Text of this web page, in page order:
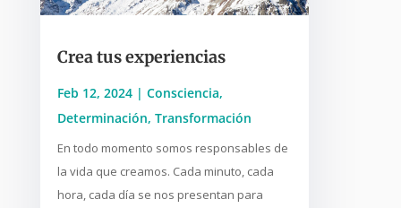
Crea tus experiencias
Feb 12, 2024| Consciencia,
Determinación, Transformación
En todo momento somos responsables de
la vida que creamos. Cada minuto, cada
hora, cada día se nos presentan para